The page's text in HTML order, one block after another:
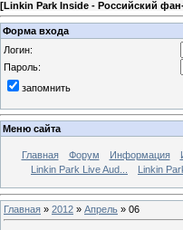
[Linkin Park Inside - Российский
Форма входа
Логин:
Пароль:
запомнить
Меню сайта
Главная Форум Информация
Linkin Park Live Aud...
Linkin
Главная » 2012 » Апрель » 06